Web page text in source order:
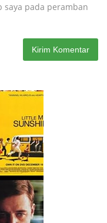
saya pada peramban